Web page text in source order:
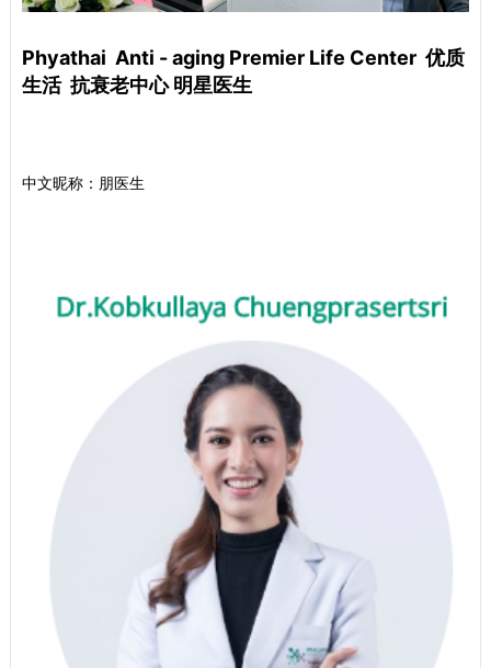
Phyathai Anti - aging Premier Life Center 优质
生活 抗衰老中心 明星医生
中文昵称：朋医生